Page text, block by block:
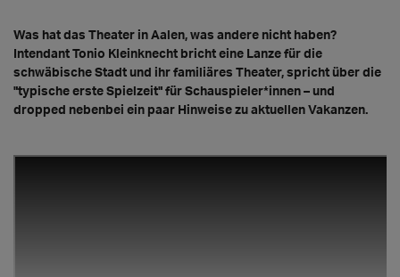
Was hat das Theater in Aalen, was andere nicht haben?
Intendant Tonio Kleinknecht bricht eine Lanze für die
schwäbische Stadt und ihr familiäres Theater, spricht über die
"typische erste Spielzeit" für Schauspieler*innen – und
dropped nebenbei ein paar Hinweise zu aktuellen Vakanzen.